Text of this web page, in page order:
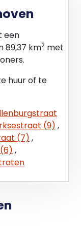
een
89,37 km2 met
huur of te
(9) ,
(7) ,
,